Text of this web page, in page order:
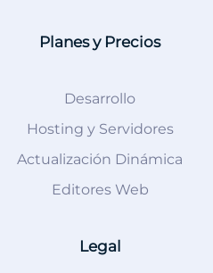
Planes y Precios
Desarrollo
Hosting y Servidores
Actualización Dinámica
Editores Web
Legal